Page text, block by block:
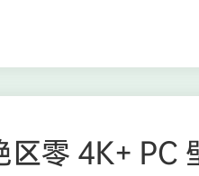
零 4K+ PC